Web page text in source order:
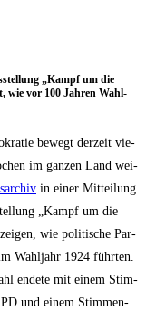
„Kampf um die
wie vor 100 Jah­ren Wahl­
bewegt der­zeit vie­
im gan­zen Land wei­
in einer Mit­tei­lung
„Kampf um die
wie poli­ti­sche Par­
Wahl­jahr 1924 führ­ten.
ende­te mit einem Stim­
und einem Stim­men­